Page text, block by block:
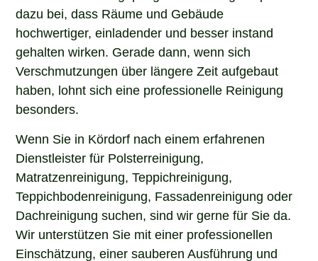
dazu bei, dass Räume und Gebäude
hochwertiger, einladender und besser instand
gehalten wirken. Gerade dann, wenn sich
Verschmutzungen über längere Zeit aufgebaut
haben, lohnt sich eine professionelle Reinigung
besonders.
Wenn Sie in Kördorf nach einem erfahrenen
Dienstleister für Polsterreinigung,
Matratzenreinigung, Teppichreinigung,
Teppichbodenreinigung, Fassadenreinigung oder
Dachreinigung suchen, sind wir gerne für Sie da.
Wir unterstützen Sie mit einer professionellen
Einschätzung, einer sauberen Ausführung und